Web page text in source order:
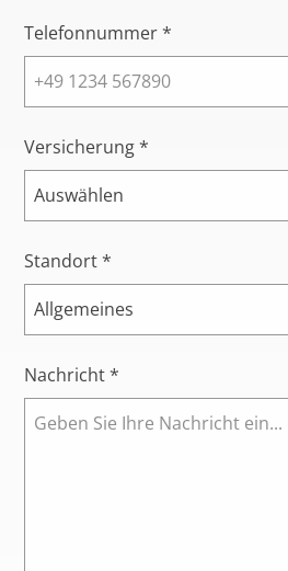
Telefonnummer *
Versicherung *
Standort *
Nachricht *